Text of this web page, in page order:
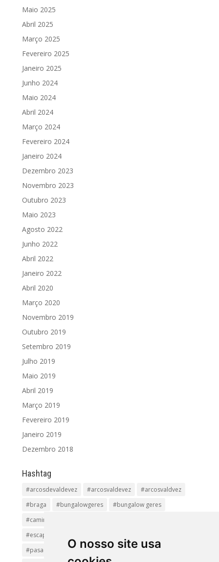
O nosso site usa
Maio 2025
Abril 2025
Março 2025
Fevereiro 2025
Janeiro 2025
Junho 2024
Maio 2024
Abril 2024
Março 2024
Fevereiro 2024
Janeiro 2024
Dezembro 2023
Novembro 2023
Outubro 2023
Maio 2023
Agosto 2022
Junho 2022
Abril 2022
Janeiro 2022
Abril 2020
Março 2020
Novembro 2019
Outubro 2019
Setembro 2019
Julho 2019
Maio 2019
Abril 2019
Março 2019
Fevereiro 2019
Janeiro 2019
Dezembro 2018
Hashtag
#arcosdevaldevez #arcosvaldevez
#arcosvaldvez
#braga
#bungalowgeres
#bungalow geres
#caminhadas
#escapadinha
#pasadiços
#passadiçosdovez
#penedageres